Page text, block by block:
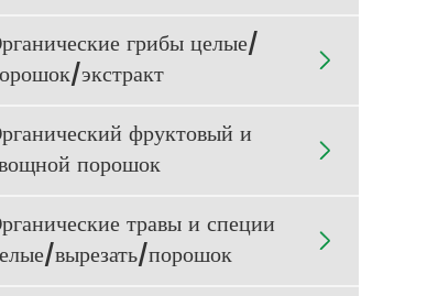
грибы целые/
экстракт

фруктовый и
порошок

травы и специи
вырезать/порошок
